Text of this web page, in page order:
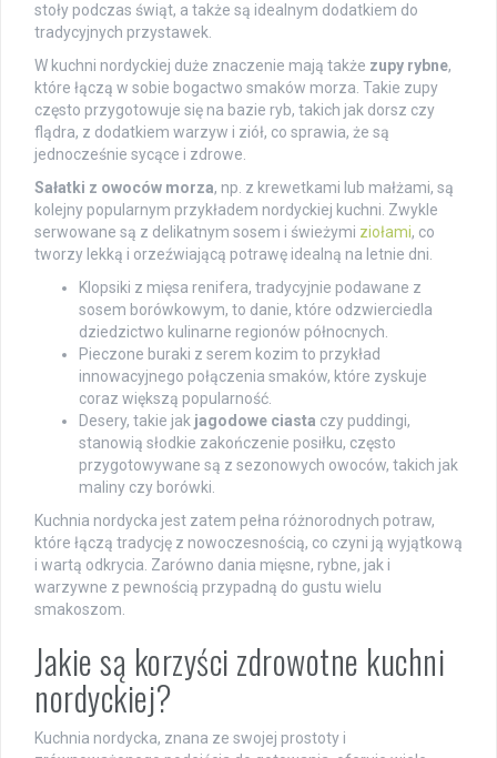
stoły podczas świąt, a także są idealnym dodatkiem do
tradycyjnych przystawek.
W kuchni nordyckiej duże znaczenie mają także zupy rybne,
które łączą w sobie bogactwo smaków morza. Takie zupy
często przygotowuje się na bazie ryb, takich jak dorsz czy
flądra, z dodatkiem warzyw i ziół, co sprawia, że są
jednocześnie sycące i zdrowe.
Sałatki z owoców morza, np. z krewetkami lub małżami, są
kolejny popularnym przykładem nordyckiej kuchni. Zwykle
serwowane są z delikatnym sosem i świeżymi ziołami, co
tworzy lekką i orzeźwiającą potrawę idealną na letnie dni.
Klopsiki z mięsa renifera, tradycyjnie podawane z
sosem borówkowym, to danie, które odzwierciedla
dziedzictwo kulinarne regionów północnych.
Pieczone buraki z serem kozim to przykład
innowacyjnego połączenia smaków, które zyskuje
coraz większą popularność.
Desery, takie jak jagodowe ciasta czy puddingi,
stanowią słodkie zakończenie posiłku, często
przygotowywane są z sezonowych owoców, takich jak
maliny czy borówki.
Kuchnia nordycka jest zatem pełna różnorodnych potraw,
które łączą tradycję z nowoczesnością, co czyni ją wyjątkową
i wartą odkrycia. Zarówno dania mięsne, rybne, jak i
warzywne z pewnością przypadną do gustu wielu
smakoszom.
Jakie są korzyści zdrowotne kuchni
nordyckiej?
Kuchnia nordycka, znana ze swojej prostoty i